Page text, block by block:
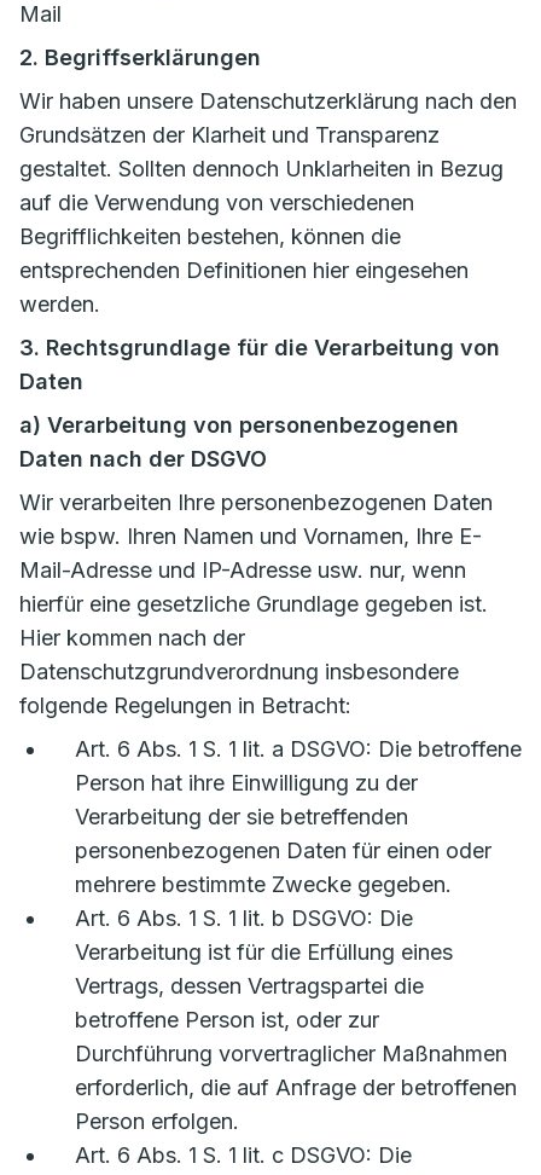
Mail
2. Begriffserklärungen
Wir haben unsere Datenschutzerklärung nach den
Grundsätzen der Klarheit und Transparenz
gestaltet. Sollten dennoch Unklarheiten in Bezug
auf die Verwendung von verschiedenen
Begrifflichkeiten bestehen, können die
entsprechenden Definitionen hier eingesehen
werden.
3. Rechtsgrundlage für die Verarbeitung von
Daten
a) Verarbeitung von personenbezogenen
Daten nach der DSGVO
Wir verarbeiten Ihre personenbezogenen Daten
wie bspw. Ihren Namen und Vornamen, Ihre E-
Mail-Adresse und IP-Adresse usw. nur, wenn
hierfür eine gesetzliche Grundlage gegeben ist.
Hier kommen nach der
Datenschutzgrundverordnung insbesondere
folgende Regelungen in Betracht:
Art. 6 Abs. 1 S. 1 lit. a DSGVO: Die betroffene
Person hat ihre Einwilligung zu der
Verarbeitung der sie betreffenden
personenbezogenen Daten für einen oder
mehrere bestimmte Zwecke gegeben.
Art. 6 Abs. 1 S. 1 lit. b DSGVO: Die
Verarbeitung ist für die Erfüllung eines
Vertrags, dessen Vertragspartei die
betroffene Person ist, oder zur
Durchführung vorvertraglicher Maßnahmen
erforderlich, die auf Anfrage der betroffenen
Person erfolgen.
Art. 6 Abs. 1 S. 1 lit. c DSGVO: Die